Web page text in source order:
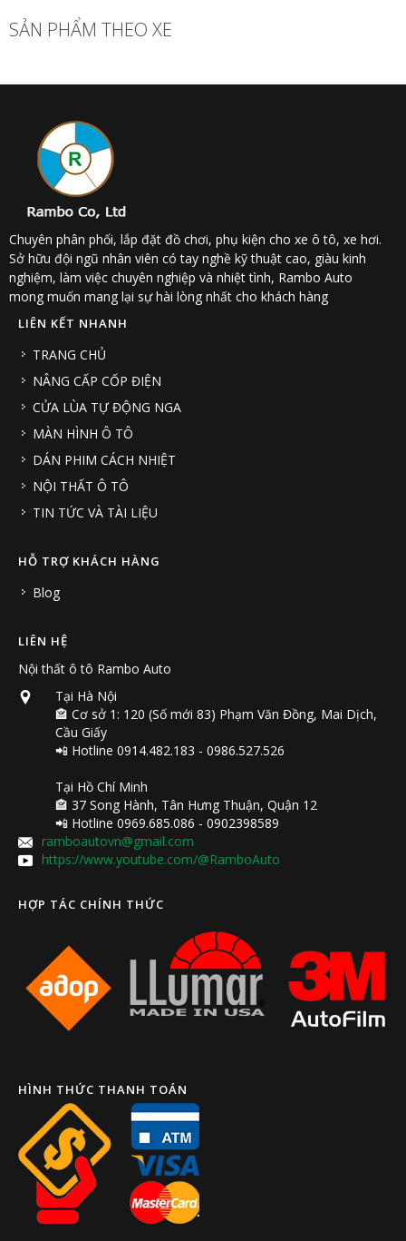
SẢN PHẨM THEO XE
Chuyên phân phối, lắp đặt đồ chơi, phụ kiện cho xe ô tô, xe hơi.
Sở hữu đội ngũ nhân viên có tay nghề kỹ thuật cao, giàu kinh
nghiệm, làm việc chuyên nghiệp và nhiệt tình, Rambo Auto
mong muốn mang lại sự hài lòng nhất cho khách hàng
LIÊN KẾT NHANH
TRANG CHỦ
NÂNG CẤP CỐP ĐIỆN
CỬA LÙA TỰ ĐỘNG NGA
MÀN HÌNH Ô TÔ
DÁN PHIM CÁCH NHIỆT
NỘI THẤT Ô TÔ
TIN TỨC VÀ TÀI LIỆU
HỖ TRỢ KHÁCH HÀNG
Blog
LIÊN HỆ
Nội thất ô tô Rambo Auto
Tại Hà Nội
🏤 Cơ sở 1: 120 (Số mới 83) Phạm Văn Đồng, Mai Dịch,
Cầu Giấy
📲 Hotline 0914.482.183 - 0986.527.526
Tại Hồ Chí Minh
🏤 37 Song Hành, Tân Hưng Thuận, Quận 12
📲 Hotline 0969.685.086 - 0902398589
ramboautovn@gmail.com
https://www.youtube.com/@RamboAuto
HỢP TÁC CHÍNH THỨC
HÌNH THỨC THANH TOÁN